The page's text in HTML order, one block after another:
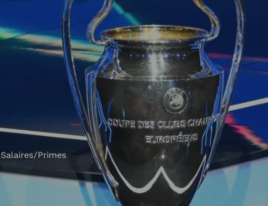
Salaires/Primes